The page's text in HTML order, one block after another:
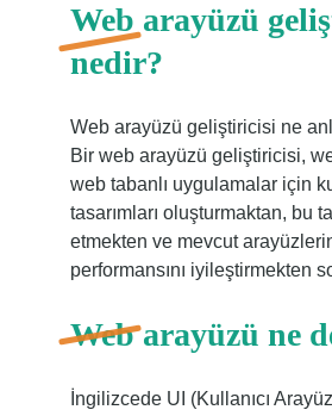
Web arayüzü
nedir?
Web arayüzü geliştiricisi ne
Bir web arayüzü geliştiricisi,
web tabanlı uygulamalar için
tasarımları oluşturmaktan, bu
etmekten ve mevcut arayüzlerin
performansını iyileştirmekten
Web arayüzü ne
İngilizcede UI (Kullanıcı